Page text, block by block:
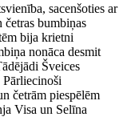
sacenšoties ar
bumbiņas
bija krietni
nonāca desmit
Šveices
četrām piespēlēm
Visa un Selīna